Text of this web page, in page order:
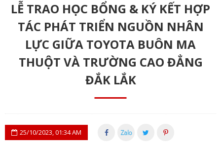
LỄ TRAO HỌC BỔNG & KÝ KẾT HỢP
TÁC PHÁT TRIỂN NGUỒN NHÂN
LỰC GIỮA TOYOTA BUÔN MA
THUỘT VÀ TRƯỜNG CAO ĐẲNG
ĐẮK LẮK
25/10/2023, 01:34 AM